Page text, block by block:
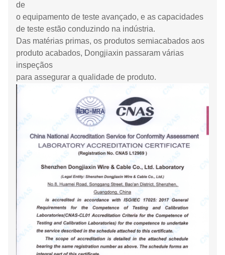
de
o equipamento de teste avançado, e as capacidades
de teste estão conduzindo na indústria.
Das matérias primas, os produtos semiacabados aos
produto acabados, Dongjiaxin passaram várias
inspeçãos
para assegurar a qualidade de produto.